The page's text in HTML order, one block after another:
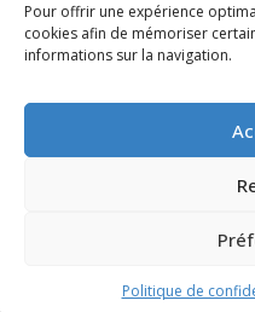
Pour offrir une expérience
cookies afin de mémoriser
informations sur la navigation.
Politique de
Accueil
Votre canton
Lire et voir
©Gironde Avenir